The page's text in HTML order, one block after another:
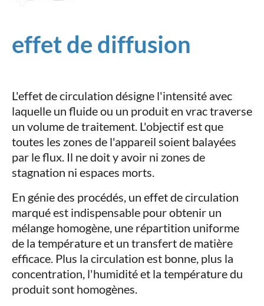
effet de diffusion
L'effet de circulation désigne l'intensité avec
laquelle un fluide ou un produit en vrac traverse
un volume de traitement. L'objectif est que
toutes les zones de l'appareil soient balayées
par le flux. Il ne doit y avoir ni zones de
stagnation ni espaces morts.
En génie des procédés, un effet de circulation
marqué est indispensable pour obtenir un
mélange homogène, une répartition uniforme
de la température et un transfert de matière
efficace. Plus la circulation est bonne, plus la
concentration, l'humidité et la température du
produit sont homogènes.